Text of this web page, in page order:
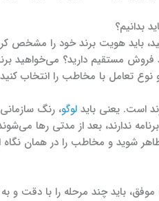
بدانیم؟
باید هویت برند خود را مشخص
فروش مستقیم دارید؟ می‌خواهید
نوع تعامل با مخاطب را انتخاب
است. یعنی باید لوگو، رنگ
ندارند، بعد از مدتی رها
شوید و مخاطب را در همان
باید چند مرحله را با دقت و